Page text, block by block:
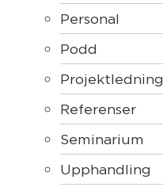
Personal
Podd
Projektledning
Referenser
Seminarium
Upphandling